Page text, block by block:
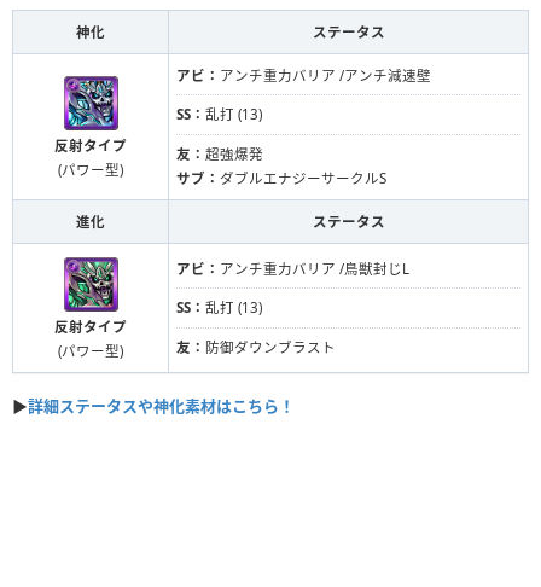
神化 ステータス
反射タイプ
(パワー型)
アビ： アンチ重力バリア /アンチ減速壁
SS： 乱打 (13)
友： 超強爆発
サブ： ダブルエナジーサークルS
進化 ステータス
反射タイプ
(パワー型)
アビ： アンチ重力バリア /鳥獣封じL
SS： 乱打 (13)
友： 防御ダウンブラスト
▶詳細ステータスや神化素材はこちら！